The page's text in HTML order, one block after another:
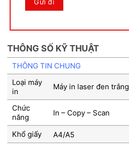
THÔNG SỐ KỸ THUẬT
THÔNG TIN CHUNG
Loại máy
in
Máy in laser đen trắng
Chức
năng
In – Copy – Scan
Khổ giấy
A4/A5